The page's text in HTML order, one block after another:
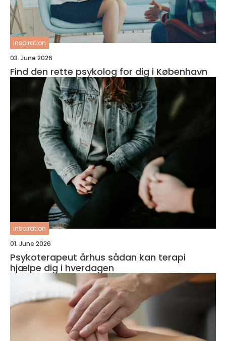
inspiration
03. June 2026
Find den rette psykolog for dig i København
inspiration
01. June 2026
Psykoterapeut århus sådan kan terapi
hjælpe dig i hverdagen